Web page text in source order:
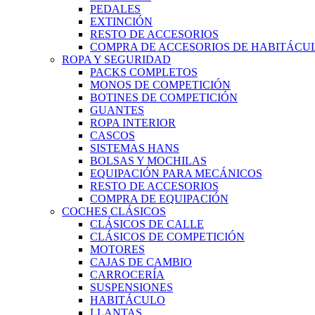
PEDALES
EXTINCIÓN
RESTO DE ACCESORIOS
COMPRA DE ACCESORIOS DE
ROPA Y SEGURIDAD
PACKS COMPLETOS
MONOS DE COMPETICIÓN
BOTINES DE COMPETICIÓN
GUANTES
ROPA INTERIOR
CASCOS
SISTEMAS HANS
BOLSAS Y MOCHILAS
EQUIPACIÓN PARA MECÁNICOS
RESTO DE ACCESORIOS
COMPRA DE EQUIPACIÓN
COCHES CLÁSICOS
CLÁSICOS DE CALLE
CLÁSICOS DE COMPETICIÓN
MOTORES
CAJAS DE CAMBIO
CARROCERÍA
SUSPENSIONES
HABITÁCULO
LLANTAS